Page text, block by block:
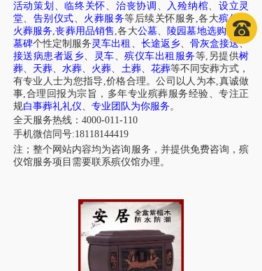
活动策划 、临终关怀、 治丧协调 、 入殓纳棺、 设立灵
堂、 告别仪式、 火葬服务等后续关怀服务,各大殡仪、
火葬服务,丧葬用品销售,各大公墓、 陵园墓地选购,
墓型
墓碑个性定制服务 灵车出租 、 长途返乡、 骨灰盒接送、
接送病患者返乡、 灵车、殡仪车出租服务等,另提供树
葬、 天葬、水葬、 火葬、 土葬、 花葬等不同安葬方式，
有专业人士为您指导,价格合理。公司以人为本,真诚做
事,合理回报为宗旨，多年专业殡葬服务经验、专注正
规白事葬礼礼仪、 专业团队为你服务。
全天服务热线：4000-011-110
手机微信同号:18118144419
注；整个网站内容均为咨询服务，并提供免费咨询，殡
仪馆服务项目需要联系殡仪馆办理。